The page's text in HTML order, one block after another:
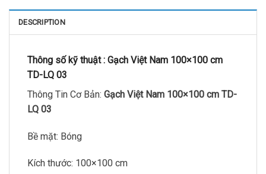
DESCRIPTION
Thông số kỹ thuật : Gạch Việt Nam 100×100 cm
TD-LQ 03
Thông Tin Cơ Bản: Gạch Việt Nam 100×100 cm TD-
LQ 03
Bề mặt: Bóng
Kích thước: 100×100 cm